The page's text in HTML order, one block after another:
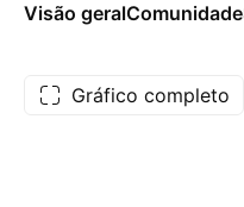
Visão geralComunidade
Gráfico completo